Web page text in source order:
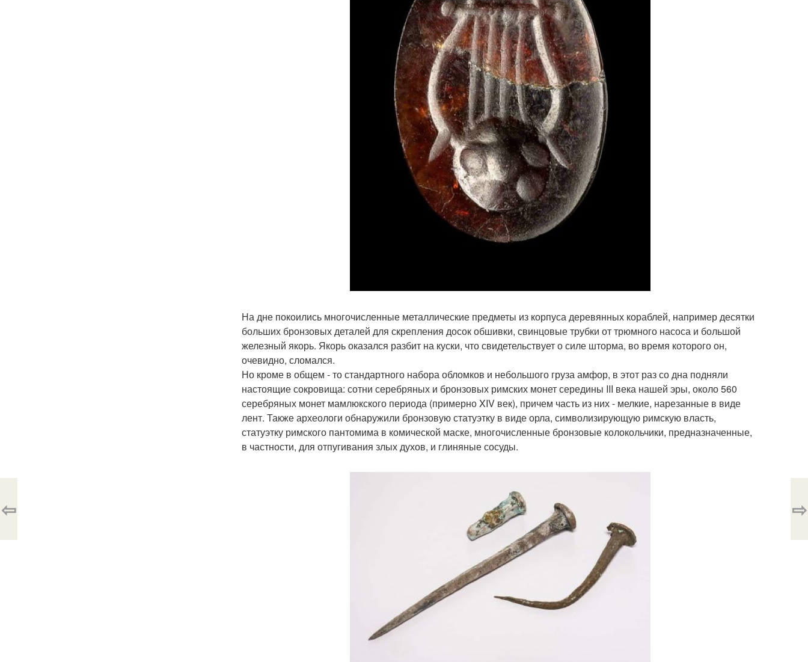
На дне покоились многочисленные металлические предметы из корпуса деревянных кораблей, например десятки
больших бронзовых деталей для скрепления досок обшивки, свинцовые трубки от трюмного насоса и большой
железный якорь. Якорь оказался разбит на куски, что свидетельствует о силе шторма, во время которого он,
очевидно, сломался.
Но кроме в общем - то стандартного набора обломков и небольшого груза амфор, в этот раз со дна подняли
настоящие сокровища: сотни серебряных и бронзовых римских монет середины III века нашей эры, около 560
серебряных монет мамлюкского периода (примерно XIV век), причем часть из них - мелкие, нарезанные в виде
лент. Также археологи обнаружили бронзовую статуэтку в виде орла, символизирующую римскую власть,
статуэтку римского пантомима в комической маске, многочисленные бронзовые колокольчики, предназначенные,
в частности, для отпугивания злых духов, и глиняные сосуды.
⇦ ⇨